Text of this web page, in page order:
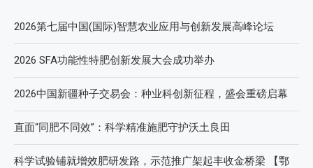
2026第七届中国(国际)智慧农业应用与创新发展高峰论坛
2026 SFA功能性特肥创新发展大会成功举办
2026中国新疆种子交易会：种业科创新征程，盛会重磅启幕
直面“同肥不同效”：科学精准施肥守护沃土良田
科学试验铺就增效肥研发路，示范推广架起丰收金桥梁 【鄂